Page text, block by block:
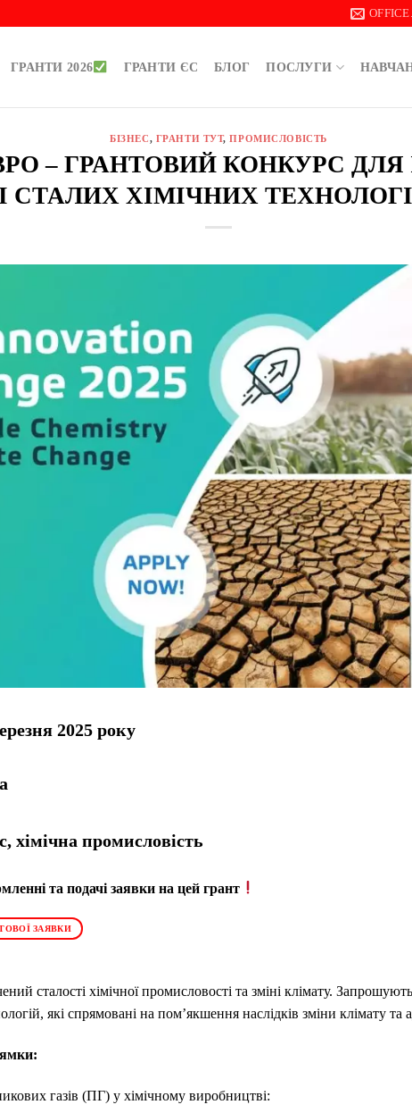
ГРАНТИ 2026 ГРАНТИ ЄС БЛОГ ПОСЛУГИ
БІЗНЕС, ГРАНТИ ТУТ,ПРОМИСЛОВІСТЬ
– ГРАНТОВИЙ КОНКУРС
СТАЛИХ ХІМІЧНИХ
2025 року
хімічна промисловість
та подачі заявки на цей грант
ЗАЯВКИ
сталості хімічної промисловості та зміні клімату.
які спрямовані на пом’якшення наслідків зміни клімату
газів (ПГ) у хімічному виробництві: